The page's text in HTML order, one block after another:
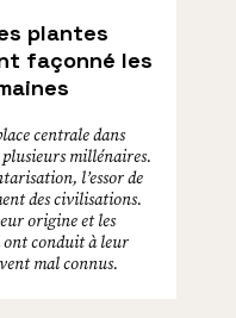
plantes
façonné les
centrale dans
millénaires.
l’essor de
des civilisations.
origine et les
ont conduit à leur
mal connus.